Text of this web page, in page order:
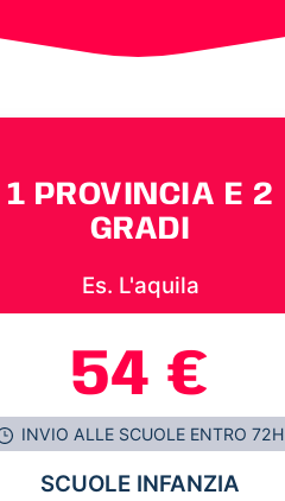
1 PROVINCIA E 2
GRADI
Es. L'aquila
54 €
INVIO ALLE SCUOLE ENTRO 72H
SCUOLE INFANZIA